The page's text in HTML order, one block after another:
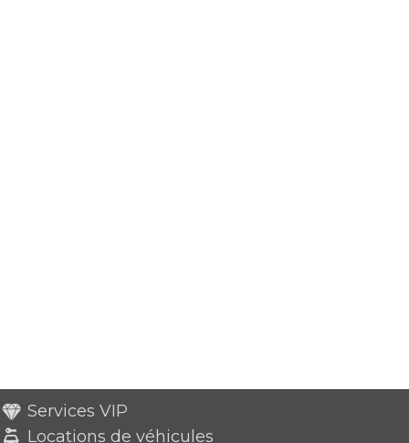
Services VIP
Locations de véhicules